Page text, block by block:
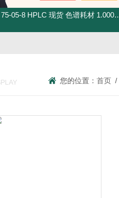
05-8 HPLC 现货 色谱耗材 1.00030.4008默克 乙腈 75-05-8 HPLC 现货 色谱耗材
您的位置：首页 /